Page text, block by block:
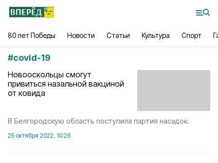
80 лет Победы Новости Статьи Культура Спорт
#covid-19
Новооскольцы смогут
привиться назальной вакциной
от ковида
В Белгородскую область поступила партия насадок.
25 октября 2022, 10:26